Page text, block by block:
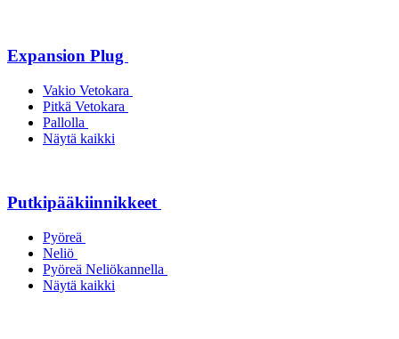
Expansion Plug
Vakio Vetokara
Pitkä Vetokara
Pallolla
Näytä kaikki
Putkipääkiinnikkeet
Pyöreä
Neliö
Pyöreä Neliökannella
Näytä kaikki